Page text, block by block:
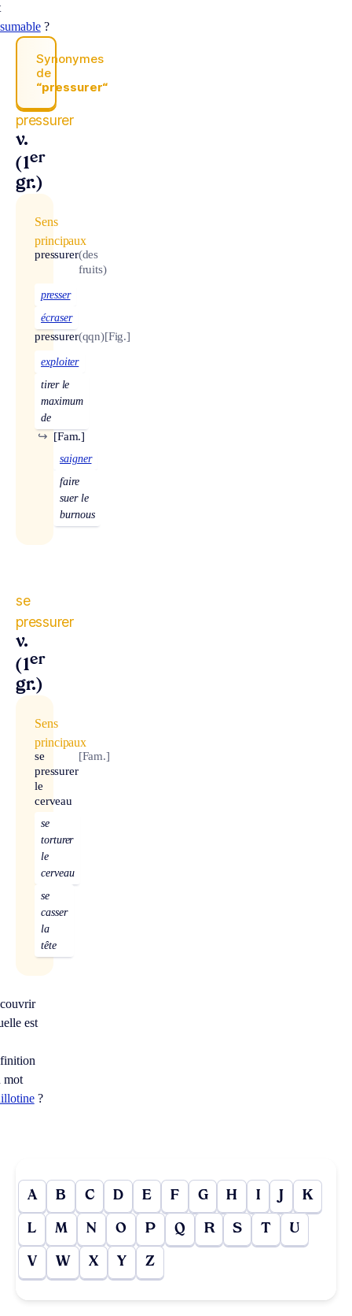
?
Synonymes
de
“pressurer“
pressurer
v.
(1er
gr.)
Sens
principaux
pressurer(des
fruits)
presser
écraser
pressurer(qqn)[Fig.]
exploiter
tirer le
maximum
de
[Fam.]
↪
saigner
faire
suer le
burnous
se
pressurer
v.
(1er
gr.)
Sens
principaux
se
pressurer
le
cerveau
[Fam.]
se
torturer
le
cerveau
se
casser
la
tête
est
mot
?
A B C D E F G H I J K
L M N O P Q R S T U
V W X Y Z